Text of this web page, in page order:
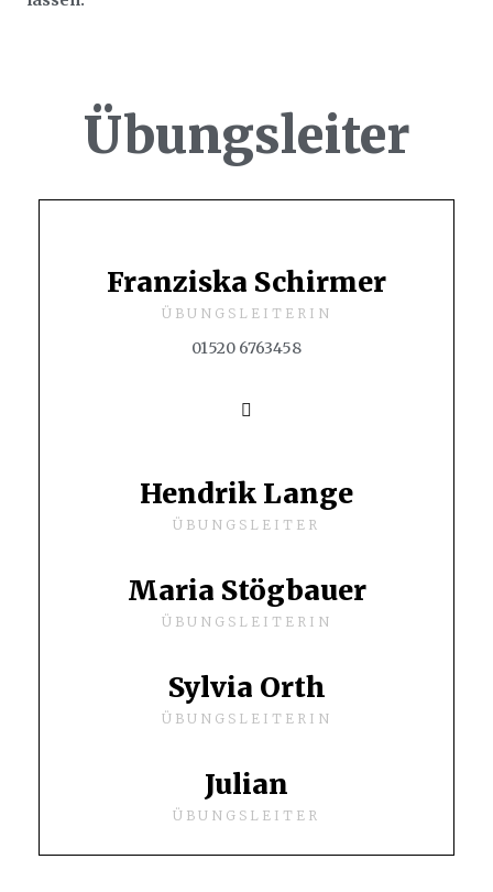
Übungsleiter
Franziska Schirmer
ÜBUNGSLEITERIN
01520 6763458
Hendrik Lange
ÜBUNGSLEITER
Maria Stögbauer
ÜBUNGSLEITERIN
Sylvia Orth
ÜBUNGSLEITERIN
Julian
ÜBUNGSLEITER